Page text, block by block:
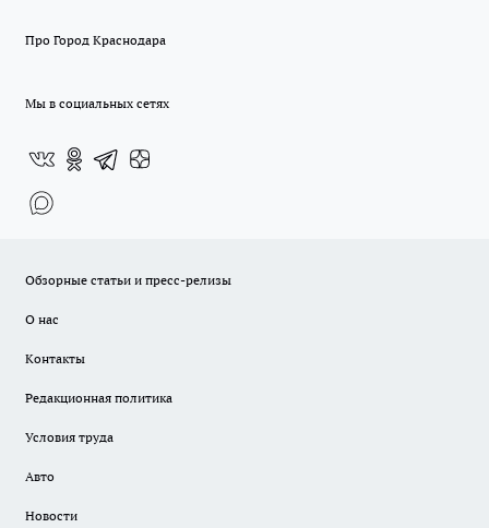
Про Город Краснодара
Мы в социальных сетях
Обзорные статьи и пресс-релизы
О нас
Контакты
Редакционная политика
Условия труда
Авто
Новости